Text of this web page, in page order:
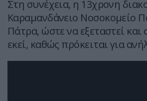
Στη συνέχεια, η 13χρονη
Καραμανδάνειο Νοσοκομείο
Πάτρα, ώστε να εξεταστεί και
εκεί, καθώς πρόκειται για